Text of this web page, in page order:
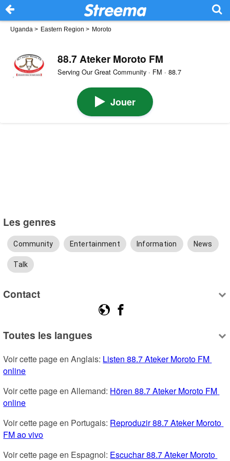
Uganda > Eastern Region > Moroto
88.7 Ateker Moroto FM
Serving Our Great Community · FM · 88.7
Jouer
Les genres
Community Entertainment Information News
Talk
Contact
Toutes les langues
Voir cette page en Anglais: Listen 88.7 Ateker Moroto FM
online
Voir cette page en Allemand: Hören 88.7 Ateker Moroto FM
online
Voir cette page en Portugais: Reproduzir 88.7 Ateker Moroto
FM ao vivo
Voir cette page en Espagnol: Escuchar 88.7 Ateker Moroto